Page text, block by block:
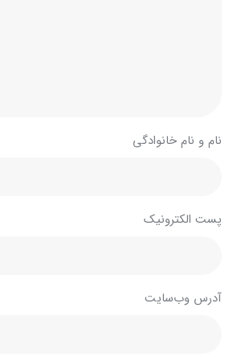
نام و نام خانوادگی
پست الکترونیک
آدرس وب‌سایت